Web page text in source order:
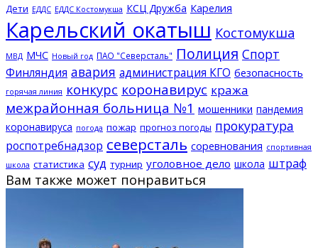
Дети ЕДДС ЕДДС Костомукша КСЦ Дружба Карелия
Карельский окатыш Костомукша
МВД МЧС Новый год ПАО "Северсталь" Полиция Спорт
Финляндия авария администрация КГО безопасность
горячая линия конкурс коронавирус кража
межрайонная больница №1 мошенники пандемия
коронавируса погода пожар прогноз погоды прокуратура
роспотребнадзор северсталь соревнования спортивная
школа статистика суд турнир уголовное дело школа штраф
Вам также может понравиться